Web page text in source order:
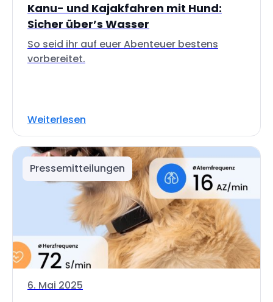
Kanu- und Kajakfahren mit Hund:
Sicher über’s Wasser
So seid ihr auf euer Abenteuer bestens
vorbereitet.
Weiterlesen
Pressemitteilungen
6. Mai 2025